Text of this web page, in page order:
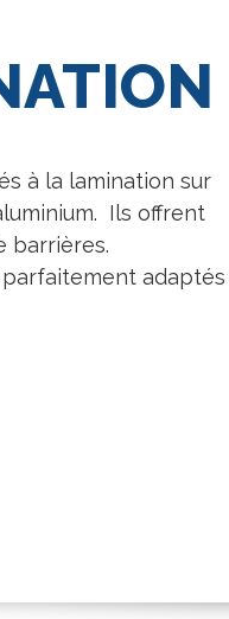
à la lamination sur
Ils offrent
barrières.
parfaitement adaptés